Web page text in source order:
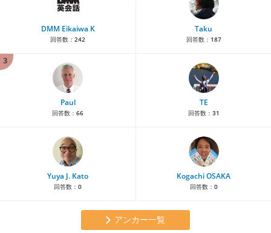
DMM Eikaiwa K
回答数： 242
Taku
回答数： 187
3
Paul
回答数： 66
TE
回答数： 31
Yuya J. Kato
回答数： 0
Kogachi OSAKA
回答数： 0
アンカー一覧